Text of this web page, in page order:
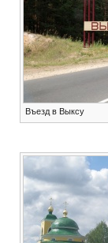
Въезд в Выксу